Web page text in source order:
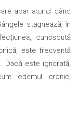
apar atunci când
stagnează, în
cunoscută
este frecventă
Dacă este ignorată,
edemul cronic,